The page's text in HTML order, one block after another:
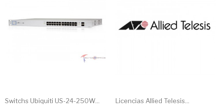
Switchs Ubiquiti US-24-250W...
Licencias Allied Telesis...